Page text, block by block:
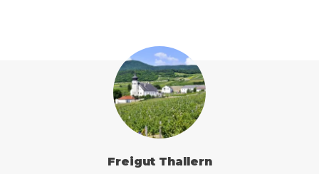
Freigut Thallern